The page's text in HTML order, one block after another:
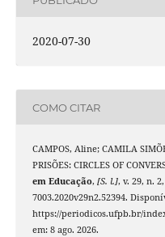
2020-07-30
COMO CITAR
CAMPOS, Aline; CAMILA
PRISÕES: CIRCLES OF
em Educação, [S. l.], v. 29, n.
7003.2020v29n2.52394.
https://periodicos.ufpb.br/
em: 8 ago. 2026.